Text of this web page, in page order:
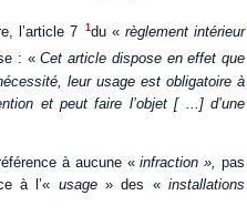
l’article 7 1du «règlement intérieur
: «Cet article dispose en effet que
leur usage est obligatoire à
et peut faire l’objet [ ...] d’une
à aucune «infraction »,pas
à l’« usage» des «installations